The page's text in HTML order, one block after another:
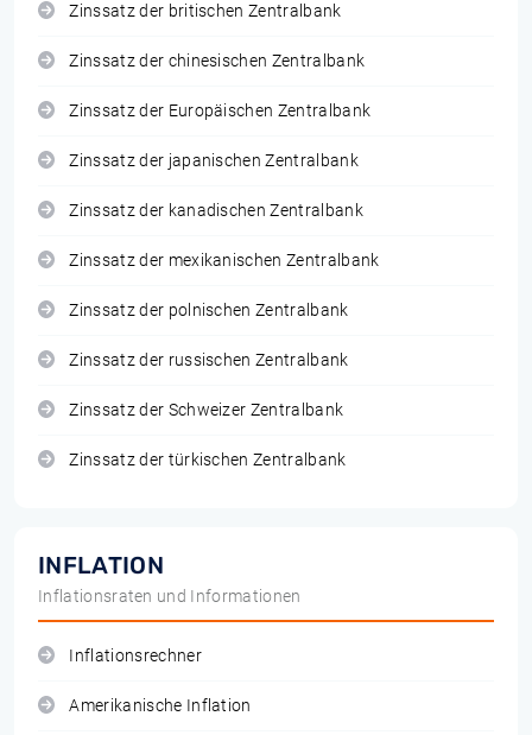
Zinssatz der britischen Zentralbank
Zinssatz der chinesischen Zentralbank
Zinssatz der Europäischen Zentralbank
Zinssatz der japanischen Zentralbank
Zinssatz der kanadischen Zentralbank
Zinssatz der mexikanischen Zentralbank
Zinssatz der polnischen Zentralbank
Zinssatz der russischen Zentralbank
Zinssatz der Schweizer Zentralbank
Zinssatz der türkischen Zentralbank
INFLATION
Inflationsraten und Informationen
Inflationsrechner
Amerikanische Inflation